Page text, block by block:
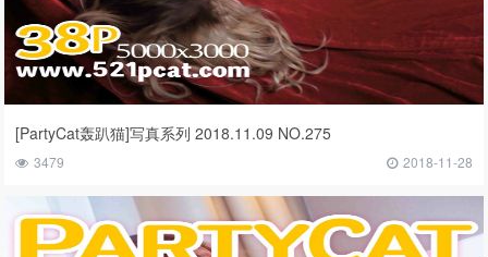
[PartyCat轰趴猫]写真系列 2018.11.09 NO.275
3479 2018-11-28